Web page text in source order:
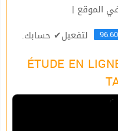
لتفعيل✔ حسابك.
ÉTUDE EN